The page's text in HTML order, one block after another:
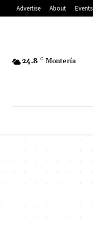
Advertise About Events
24.8 C Montería